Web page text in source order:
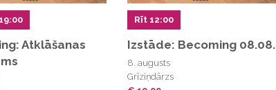
Atklāšanas
Rīt 12:00
Izstāde: Becoming 08.08.
8. augusts
Grīziņdārzs